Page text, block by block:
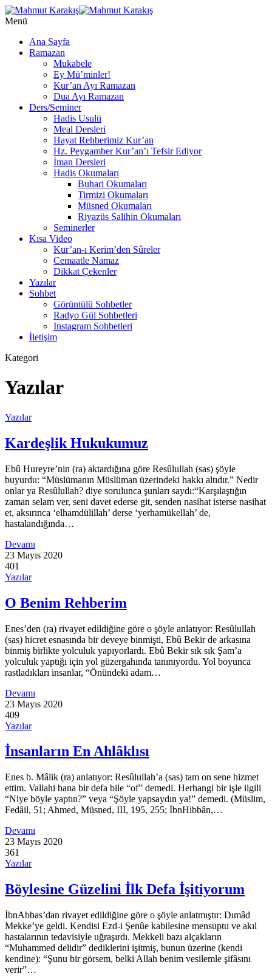
Menü
Ana Sayfa
Ramazan
Mukabele
Ey Mü’minler!
Kur’an Ayı Ramazan
Dua Ayı Ramazan
Ders/Seminer
Hadis Usulü
Meal Dersleri
Hayat Rehberimiz Kur’an
Hz. Peygamber Kur’an’ı Tefsir Ediyor
İman Dersleri
Hadis Okumaları
Buhari Okumaları
Tirmizi Okumaları
Müsned Okumaları
Riyazüs Salihin Okumaları
Seminerler
Kısa Video
Kur’an-ı Kerim’den Sûreler
Cemaatle Namaz
Dikkat Çekenler
Yazılar
Sohbet
Görüntülü Sohbetler
Radyo Gül Sohbetleri
Instagram Sohbetleri
İletişim
Kategori
Yazılar
Yazılar
Kardeşlik Hukukumuz
Ebû Hureyre’nin (ra) aktardığına göre Resûlullah (sas) şöyle
buyurdu: “Müslümanın Müslüman üzerindeki hakkı altıdır.” Nedir
onlar ya Resûlullah? diye sorulunca şunları saydı:“Karşılaştığın
zaman selam ver, seni davet ederse git, senden nasihat isterse nasihat
et, aksırınca ‘elhamdülillah’ derse ‘yerhamükellah’ de,
hastalandığında…
Devamı
23 Mayıs 2020
401
Yazılar
O Benim Rehberim
Enes’den (ra) rivayet edildiğine göre o şöyle anlatıyor: Resûlullah
(sas) hicret esnasında bir deveye binmişti, Ebû Bekir de arkasına
binmiş birlikte yolculuk yapıyorlardı. Ebû Bekir sık sık Şam’a
yolculuk yaptığı için yol güzergahında tanınıyordu. Yol boyunca
rastladıkları insanlar, “Önündeki adam…
Devamı
23 Mayıs 2020
409
Yazılar
İnsanların En Ahlâklısı
Enes b. Mâlik (ra) anlatıyor: Resûlullah’a (sas) tam on sene hizmet
ettim. Vallahi bana bir defa bile “of” demedi. Herhangi bir işle ilgili
“Niye böyle yaptın?” veya “Şöyle yapsaydın ya!” demedi. (Müslim,
Fedâil, 51; Ahmed, Müsned, III, 195, 255; İbnHibbân,…
Devamı
23 Mayıs 2020
361
Yazılar
Böylesine Güzelini İlk Defa İşitiyorum
İbnAbbas’dan ri­vayet edildiğine göre o şöyle anlatmıştır: Dımâd
Mekke’ye geldi. Kendisi Ezd-i Şenûe kabilesine mensuptu ve akıl
hastalarının tedavisiyle uğraşırdı. Mekkeli bazı alçakların
“Muhammed delidir” de­diklerini işitmiş, bunun üzerine (kendi
kendine): “Şunu bir görsem, belki Allah benim vesilemle şifâsını
verir”…